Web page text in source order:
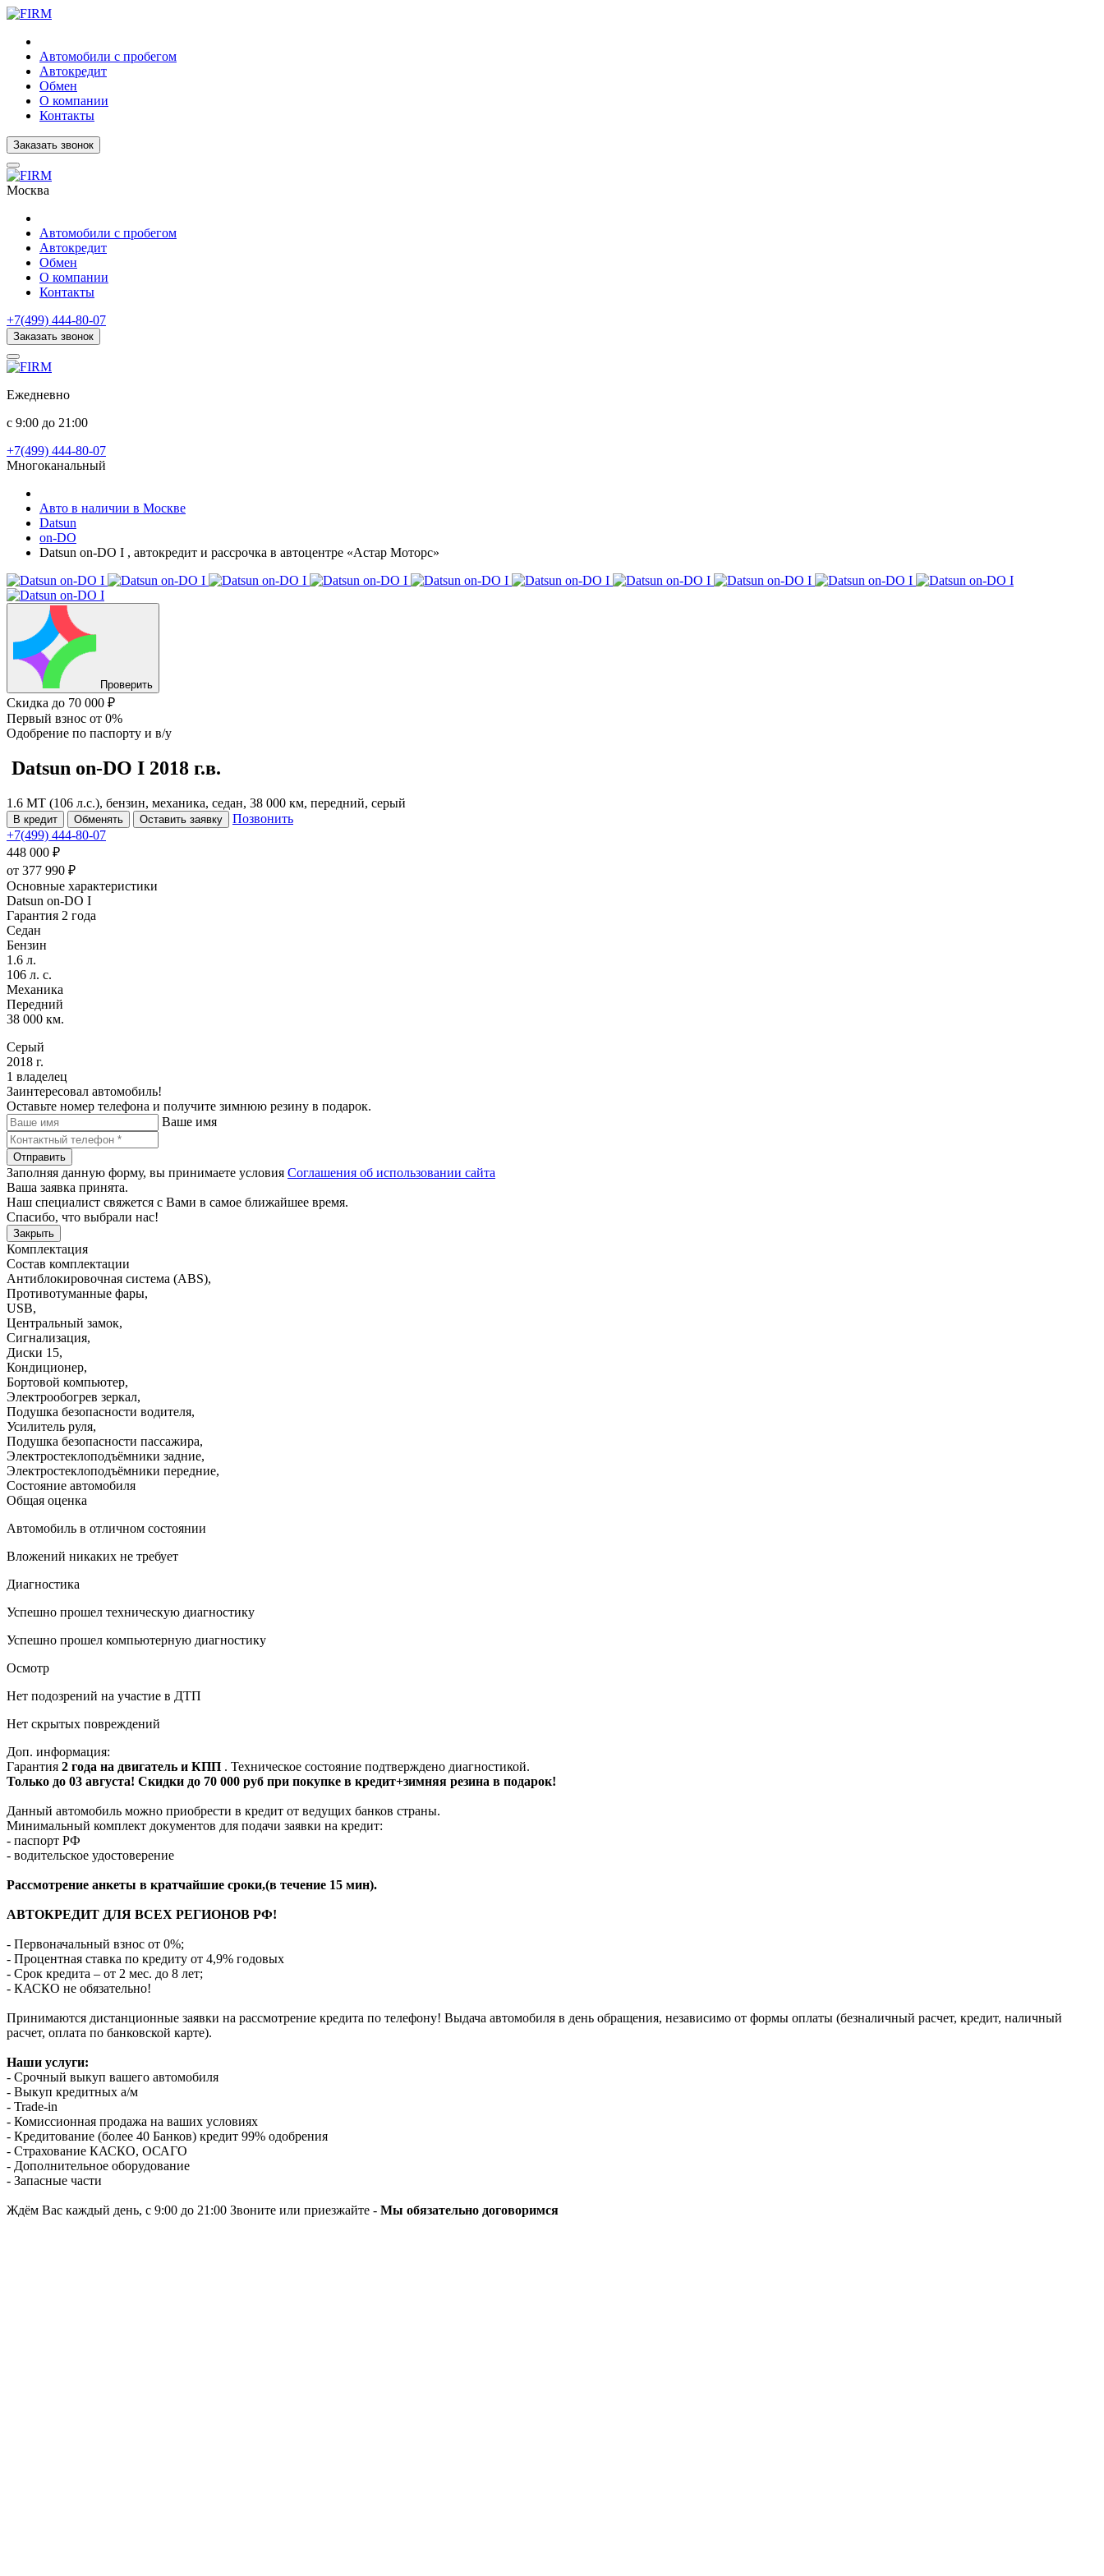
Автомобили с пробегом
Автокредит
Обмен
О компании
Контакты
Заказать звонок
Москва
Автомобили с пробегом
Автокредит
Обмен
О компании
Контакты
+7(499) 444-80-07
Заказать звонок
Ежедневно
с 9:00 до 21:00
+7(499) 444-80-07
Многоканальный
Авто в наличии в Москве
Datsun
on-DO
Datsun on-DO I , автокредит и рассрочка в автоцентре «Астар Моторс»
Проверить
Скидка до 70 000 ₽
Первый взнос от 0%
Одобрение по паспорту и в/у
Datsun on-DO I 2018 г.в.
1.6 MT (106 л.с.), бензин, механика, седан, 38 000 км, передний, серый
В кредит Обменять Оставить заявку
Позвонить
+7(499) 444-80-07
448 000 ₽
от 377 990 ₽
Основные характеристики
Datsun on-DO I
Гарантия 2 года
Седан
Бензин
1.6 л.
106 л. с.
Механика
Передний
38 000 км.
Серый
2018 г.
1 владелец
Заинтересовал автомобиль!
Оставьте номер телефона и получите зимнюю резину в подарок.
Ваше имя
Отправить
Заполняя данную форму, вы принимаете условия Соглашения об использовании сайта
Ваша заявка принята.
Наш специалист свяжется с Вами в самое ближайшее время.
Спасибо, что выбрали нас!
Закрыть
Комплектация
Состав комплектации
Антиблокировочная система (ABS),
Противотуманные фары,
USB,
Центральный замок,
Сигнализация,
Диски 15,
Кондиционер,
Бортовой компьютер,
Электрообогрев зеркал,
Подушка безопасности водителя,
Усилитель руля,
Подушка безопасности пассажира,
Электростеклоподъёмники задние,
Электростеклоподъёмники передние,
Состояние автомобиля
Общая оценка
Автомобиль в отличном состоянии
Вложений никаких не требует
Диагностика
Успешно прошел техническую диагностику
Успешно прошел компьютерную диагностику
Осмотр
Нет подозрений на участие в ДТП
Нет скрытых повреждений
Доп. информация:
Гарантия 2 года на двигатель и КПП . Техническое состояние подтверждено диагностикой.
Только до 03 августа! Скидки до 70 000 руб при покупке в кредит+зимняя резина в подарок!
Данный автомобиль можно приобрести в кредит от ведущих банков страны.
Минимальный комплект документов для подачи заявки на кредит:
- паспорт РФ
- водительское удостоверение
Рассмотрение анкеты в кратчайшие сроки,(в течение 15 мин).
АВТОКРЕДИТ ДЛЯ ВСЕХ РЕГИОНОВ РФ!
- Первоначальный взнос от 0%;
- Процентная ставка по кредиту от 4,9% годовых
- Срок кредита – от 2 мес. до 8 лет;
- КАСКО не обязательно!
Принимаются дистанционные заявки на рассмотрение кредита по телефону! Выдача автомобиля в день обращения, независимо от формы оплаты (безналичный расчет, кредит, наличный
расчет, оплата по банковской карте).
Наши услуги:
- Срочный выкуп вашего автомобиля
- Выкуп кредитных а/м
- Trade-in
- Комиссионная продажа на ваших условиях
- Кредитование (более 40 Банков) кредит 99% одобрения
- Страхование КАСКО, ОСАГО
- Дополнительное оборудование
- Запасные части
Ждём Вас каждый день, с 9:00 до 21:00 Звоните или приезжайте - Мы обязательно договоримся